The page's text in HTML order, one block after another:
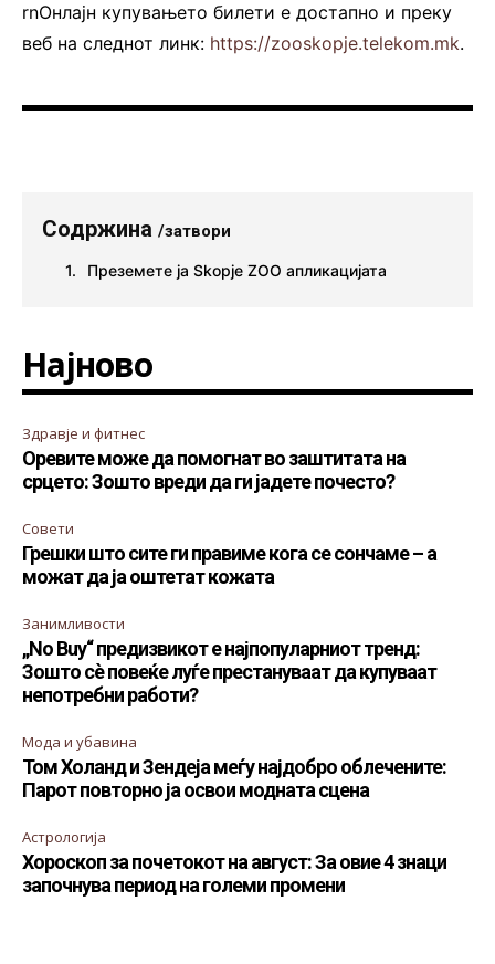
rnОнлајн купувањето билети е достапно и преку
веб на следнот линк: https://zooskopje.telekom.mk.
Содржина /затвори
Преземете ја Skopje ZOO апликацијата
Најново
Здравје и фитнес
Оревите може да помогнат во заштитата на
срцето: Зошто вреди да ги јадете почесто?
Совети
Грешки што сите ги правиме кога се сончаме – а
можат да ја оштетат кожата
Занимливости
„No Buy“ предизвикот е најпопуларниот тренд:
Зошто сè повеќе луѓе престануваат да купуваат
непотребни работи?
Мода и убавина
Том Холанд и Зендеја меѓу најдобро облечените:
Парот повторно ја освои модната сцена
Астрологија
Хороскоп за почетокот на август: За овие 4 знаци
започнува период на големи промени